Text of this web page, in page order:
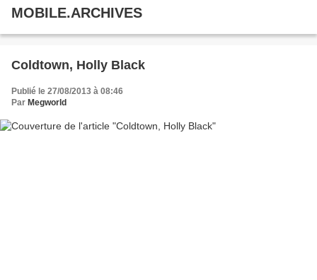
MOBILE.ARCHIVES
Coldtown, Holly Black
Publié le 27/08/2013 à 08:46
Par Megworld